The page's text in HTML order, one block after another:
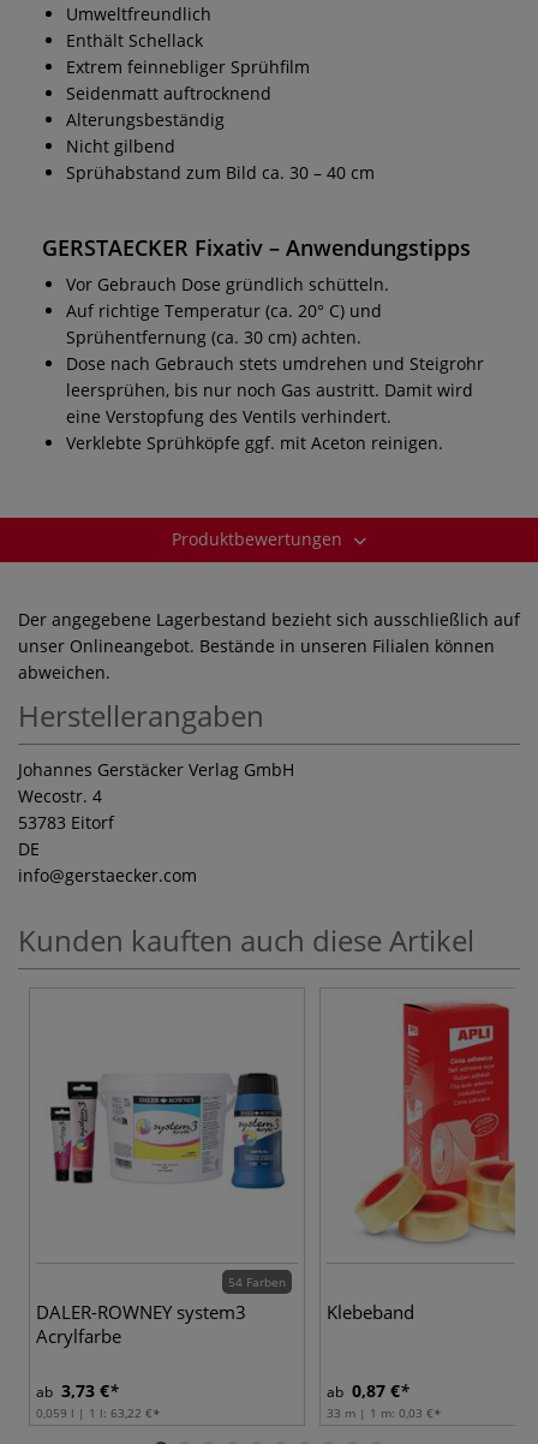
Umweltfreundlich
Enthält Schellack
Extrem feinnebliger Sprühfilm
Seidenmatt auftrocknend
Alterungsbeständig
Nicht gilbend
Sprühabstand zum Bild ca. 30 – 40 cm
GERSTAECKER Fixativ – Anwendungstipps
Vor Gebrauch Dose gründlich schütteln.
Auf richtige Temperatur (ca. 20° C) und
Sprühentfernung (ca. 30 cm) achten.
Dose nach Gebrauch stets umdrehen und Steigrohr
leersprühen, bis nur noch Gas austritt. Damit wird
eine Verstopfung des Ventils verhindert.
Verklebte Sprühköpfe ggf. mit Aceton reinigen.
Produktbewertungen
Der angegebene Lagerbestand bezieht sich ausschließlich auf
unser Onlineangebot. Bestände in unseren Filialen können
abweichen.
Herstellerangaben
Johannes Gerstäcker Verlag GmbH
Wecostr. 4
53783 Eitorf
DE
info@gerstaecker.com
Kunden kauften auch diese Artikel
54 Farben
DALER-ROWNEY system3
Acrylfarbe
ab 3,73 €
0,059 l | 1 l: 63,22 €
Klebeband
ab 0,87 €
33 m | 1 m: 0,03 €